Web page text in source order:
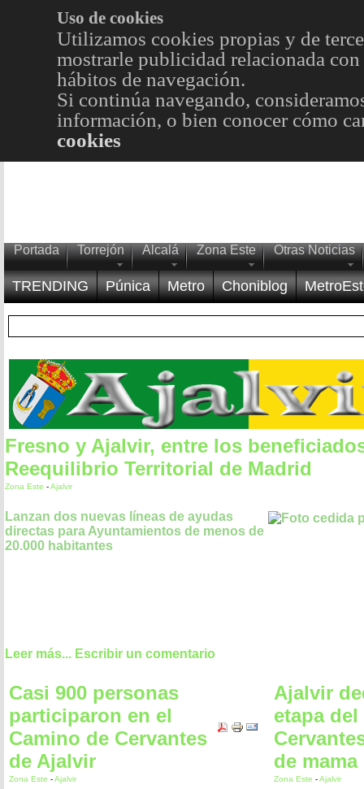
Uso de cookies
Utilizamos cookies propias y de
mostrarle publicidad relacionada
hábitos de navegación.
Si continúa navegando,
información, o bien conocer cómo
cookies
Portada Torrejón Alcalá Zona Este Otras Noticias
TRENDING Púnica Metro Choniblog
Fresno y Ajalvir, entre los
Reequilibrio Territorial de Madrid
Zona Este -Ajalvir
Lanzan dos nuevas líneas de ayudas
directas para Ayuntamientos de menos de
20.000 habitantes
Leer más... Escribir un comentario
Casi 900 personas
participaron en el
Camino de Cervantes
de Ajalvir
Zona Este -Ajalvir
Ajalvir
etapa
de mama
Zona Este -Ajalvir